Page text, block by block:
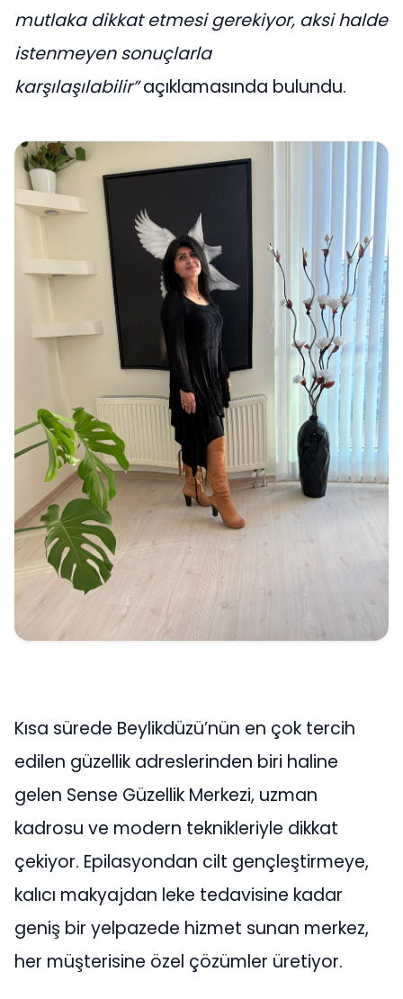
mutlaka dikkat etmesi gerekiyor, aksi halde
istenmeyen sonuçlarla
karşılaşılabilir”açıklamasında bulundu.
Kısa sürede Beylikdüzü’nün en çok tercih
edilen güzellik adreslerinden biri haline
gelen Sense Güzellik Merkezi, uzman
kadrosu ve modern teknikleriyle dikkat
çekiyor. Epilasyondan cilt gençleştirmeye,
kalıcı makyajdan leke tedavisine kadar
geniş bir yelpazede hizmet sunan merkez,
her müşterisine özel çözümler üretiyor.